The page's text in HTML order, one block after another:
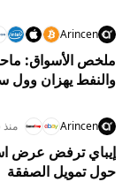
Arincen
والنفط يهزان وول
Arincen
إيباي ترفض عرض
حول تمويل الصفقة